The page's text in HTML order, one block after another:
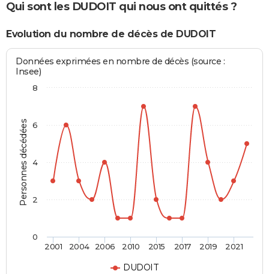
Qui sont les DUDOIT qui nous ont quittés ?
Evolution du nombre de décès de DUDOIT
Personnes décédées
Données exprimées en nombre de décès (source :
Insee)
DUDOIT
2001 2004 2006 2010 2015 2017 2019 2021
0
2
4
6
8